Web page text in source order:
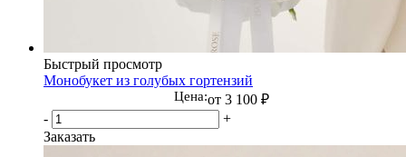
Быстрый просмотр
Монобукет из голубых гортензий
Цена:от 3 100 ₽
-
+
Заказать